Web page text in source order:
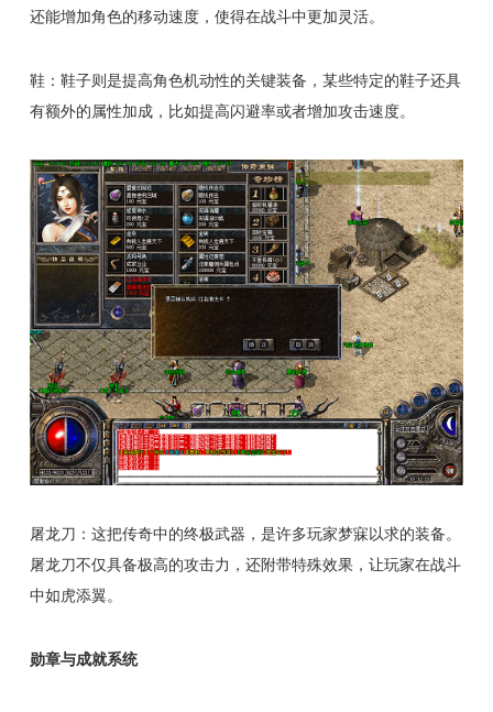
还能增加角色的移动速度，使得在战斗中更加灵活。
鞋：鞋子则是提高角色机动性的关键装备，某些特定的鞋子还具
有额外的属性加成，比如提高闪避率或者增加攻击速度。
屠龙刀：这把传奇中的终极武器，是许多玩家梦寐以求的装备。
屠龙刀不仅具备极高的攻击力，还附带特殊效果，让玩家在战斗
中如虎添翼。
勋章与成就系统